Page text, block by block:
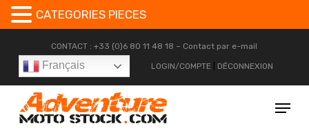
content
CONTACT : +33 (0)6 80 11 48 18 – Contact par e-mail
Français LOGIN/COMPTE| DÉCONNEXION
Menu
CATEGORIES PIECES